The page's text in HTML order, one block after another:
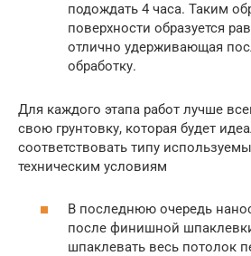
подождать 4 часа. Таким
поверхности образуется
отлично удерживающая
обработку.
Для каждого этапа работ лучше
свою грунтовку, которая будет
соответствовать типу
техническим условиям
В последнюю очередь
после финишной
шпаклевать весь потолок